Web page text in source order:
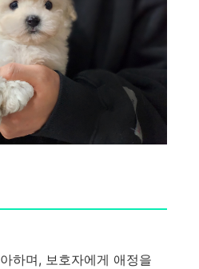
하며, 보호자에게 애정을